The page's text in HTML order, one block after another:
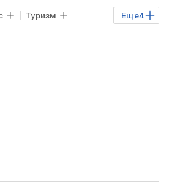
Еще4
Туризм
САНКТ-ПЕТЕРБУРГ